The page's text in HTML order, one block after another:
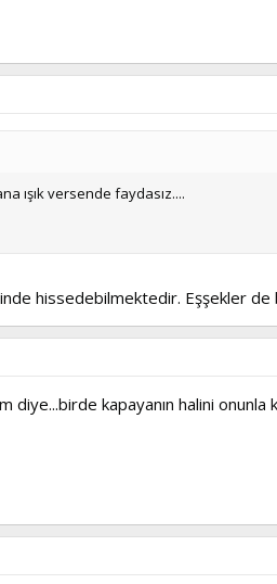
ışık versende faydasız....
hissedebilmektedir. Eşşekler de
diye...birde kapayanın halini onunla